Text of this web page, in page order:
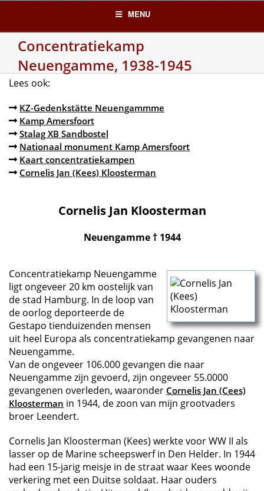
content
MENU
Concentratiekamp
Neuengamme, 1938-1945
Lees ook:
KZ-Gedenkstätte Neuengammme
Kamp Amersfoort
Stalag XB Sandbostel
Nationaal monument Kamp Amersfoort
Kaart concentratiekampen
Cornelis Jan (Kees) Kloosterman
Cornelis Jan Kloosterman
Neuengamme † 1944
Concentratiekamp Neuengamme
ligt ongeveer 20 km oostelijk van
de stad Hamburg. In de loop van
de oorlog deporteerde de
Gestapo tienduizenden mensen
uit heel Europa als concentratiekamp gevangenen naar
Neuengamme.
Van de ongeveer 106.000 gevangen die naar
Neuengamme zijn gevoerd, zijn ongeveer 55.0000
gevangenen overleden, waaronder Cornelis Jan (Cees)
Kloosterman in 1944, de zoon van mijn grootvaders
broer Leendert.
Cornelis Jan Kloosterman (Kees) werkte voor WW II als
lasser op de Marine scheepswerf in Den Helder. In 1944
had een 15-jarig meisje in de straat waar Kees woonde
verkering met een Duitse soldaat. Haar ouders